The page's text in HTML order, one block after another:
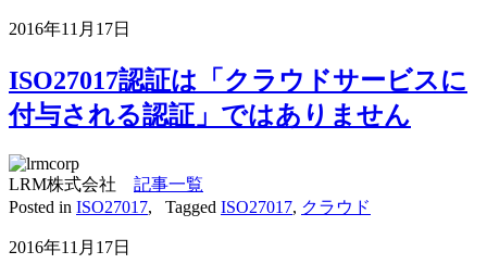
2016年11月17日
ISO27017認証は「クラウドサービスに
付与される認証」ではありません
LRM株式会社 記事一覧
Posted in ISO27017, Tagged ISO27017, クラウド
2016年11月17日